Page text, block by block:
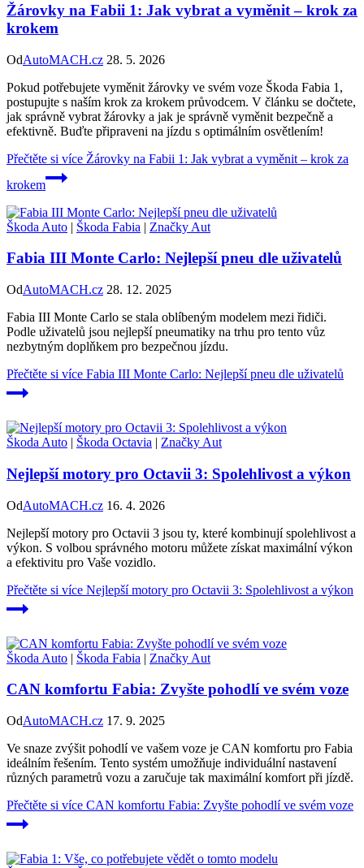
Žárovky na Fabii 1: Jak vybrat a vyměnit – krok za
krokem
OdAutoMACH.cz 28. 5. 2026
Pokud potřebujete vyměnit žárovky ve svém voze Škoda Fabia 1,
postupujte s naším krok za krokem průvodcem. V článku se dočtete,
jak správně vybrat žárovky a jak je správně vyměnit bezpečně a
efektivně. Buďte připraveni na jízdu s optimálním osvětlením!
Přečtěte si více Žárovky na Fabii 1: Jak vybrat a vyměnit – krok za
krokem
Škoda Auto | Škoda Fabia | Značky Aut
Fabia III Monte Carlo: Nejlepší pneu dle uživatelů
OdAutoMACH.cz 28. 12. 2025
Fabia III Monte Carlo se stala oblíbeným modelem mezi řidiči.
Podle uživatelů jsou nejlepší pneumatiky na trhu pro tento vůz
nezbytným doplňkem pro bezpečnou jízdu.
Přečtěte si více Fabia III Monte Carlo: Nejlepší pneu dle uživatelů
Škoda Auto | Škoda Octavia | Značky Aut
Nejlepší motory pro Octavii 3: Spolehlivost a výkon
OdAutoMACH.cz 16. 4. 2026
Nejlepší motory pro Octavii 3 jsou ty, které kombinují spolehlivost a
výkon. S volbou správného motoru můžete získat maximální výkon
a efektivitu pro Vaše vozidlo.
Přečtěte si více Nejlepší motory pro Octavii 3: Spolehlivost a výkon
Škoda Auto | Škoda Fabia | Značky Aut
CAN komfortu Fabia: Zvyšte pohodlí ve svém voze
OdAutoMACH.cz 17. 9. 2025
Ve snaze zvýšit pohodlí ve vašem voze je CAN komfortu pro Fabia
ideálním řešením. Tento systém umožňuje individuální nastavení
různých parametrů vozu a zaručuje tak maximální komfort při jízdě.
Přečtěte si více CAN komfortu Fabia: Zvyšte pohodlí ve svém voze